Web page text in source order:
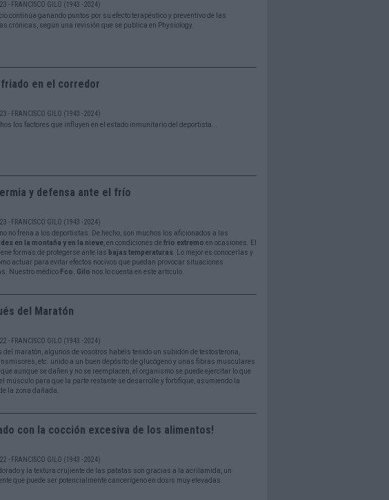
- FRANCISCO GILO (1943 - 2024)
continúa ganando puntos por su efecto terapéutico y preventivo de las
crónicas, según una revisión que se publica en Physiology.
en el corredor
- FRANCISCO GILO (1943 - 2024)
los factores que influyen en el estado inmunitario del deportista...
y defensa ante el frío
- FRANCISCO GILO (1943 - 2024)
no frena a los deportistas. De hecho, son muchos los aficionados a las
en la montaña y en la nieve, en condiciones defrío extremo en ocasiones. El
formas de protegerse ante las bajas temperaturas. Lo mejor es conocerlas y
actuar para evitar efectos nocivos que puedan provocar situaciones
Nuestro médico Fco. Gilo nos lo cuenta en este artículo.
del Maratón
- FRANCISCO GILO (1943 - 2024)
del maratón, algunos de vosotros habéis tenido un subidón de testosterona,
etc. unido a un buen depósito de glucógeno y unas fibras musculares
que aunque se dañen y no se reemplacen, el organismo se puede ejercitar lo que
músculo para que la parte restante se desarrolle y fortifique, asumiendo la
la zona dañada.
con la cocción excesiva de los alimentos!
- FRANCISCO GILO (1943 - 2024)
y la textura crujiente de las patatas son gracias a la acrilamida, un
que puede ser potencialmente cancerígeno en dosis muy elevadas.